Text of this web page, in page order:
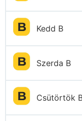
Kedd B
Szerda B
Csütörtök